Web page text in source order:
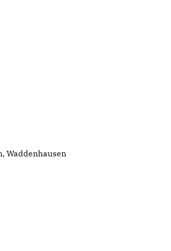
Waddenhausen